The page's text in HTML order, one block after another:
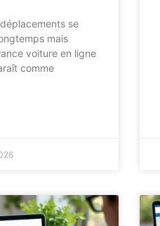
se
mais
voiture en ligne
comme